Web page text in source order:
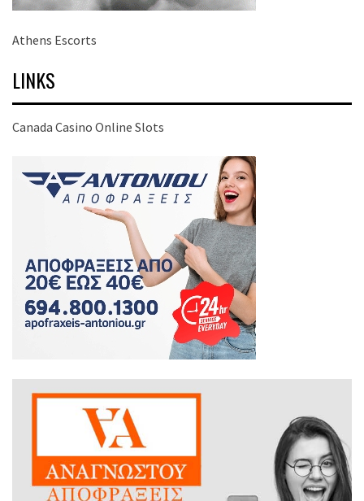
Athens Escorts
LINKS
Canada Casino Online Slots